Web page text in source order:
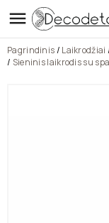

Pagrindinis Laikrodžiai
Sieninis laikrodis su